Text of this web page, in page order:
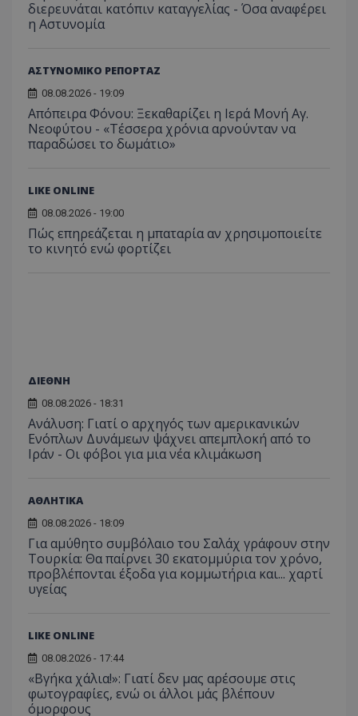
διερευνάται κατόπιν καταγγελίας - Όσα αναφέρει
η Αστυνομία
ΑΣΤΥΝΟΜΙΚΟ ΡΕΠΟΡΤΑΖ
08.08.2026 - 19:09
Απόπειρα Φόνου: Ξεκαθαρίζει η Ιερά Μονή Αγ.
Νεοφύτου - «Τέσσερα χρόνια αρνούνταν να
παραδώσει το δωμάτιο»
LIKE ONLINE
08.08.2026 - 19:00
Πώς επηρεάζεται η μπαταρία αν χρησιμοποιείτε
το κινητό ενώ φορτίζει
ΔΙΕΘΝΗ
08.08.2026 - 18:31
Ανάλυση: Γιατί ο αρχηγός των αμερικανικών
Ενόπλων Δυνάμεων ψάχνει απεμπλοκή από το
Ιράν - Οι φόβοι για μια νέα κλιμάκωση
ΑΘΛΗΤΙΚΑ
08.08.2026 - 18:09
Για αμύθητο συμβόλαιο του Σαλάχ γράφουν στην
Τουρκία: Θα παίρνει 30 εκατομμύρια τον χρόνο,
προβλέπονται έξοδα για κομμωτήρια και... χαρτί
υγείας
LIKE ONLINE
08.08.2026 - 17:44
«Βγήκα χάλια!»: Γιατί δεν μας αρέσουμε στις
φωτογραφίες, ενώ οι άλλοι μάς βλέπουν
όμορφους
Ονοματεπώνυμο
Προμηθευτής/Πεδίο
usprivacy
VISITOR_PRIVACY_METADATA
YouTube
.youtube.com